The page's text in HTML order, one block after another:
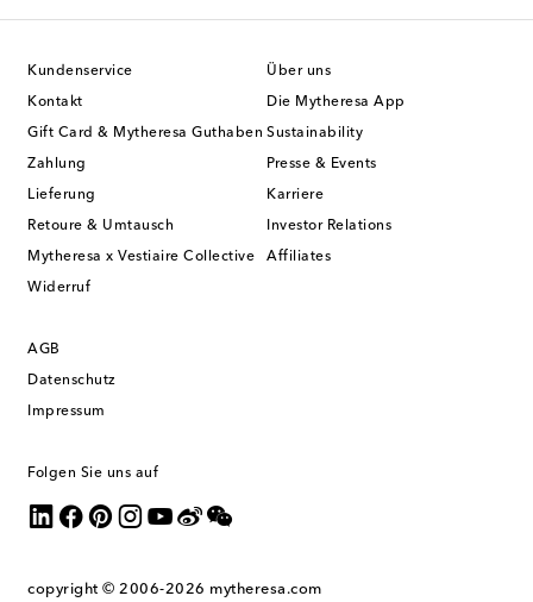
Kundenservice
Kontakt
Gift Card & Mytheresa Guthaben
Zahlung
Lieferung
Retoure & Umtausch
Mytheresa x Vestiaire Collective
Widerruf
Über uns
Die Mytheresa App
Sustainability
Presse & Events
Karriere
Investor Relations
Affiliates
AGB
Datenschutz
Impressum
Folgen Sie uns auf
copyright © 2006-2026 mytheresa.com